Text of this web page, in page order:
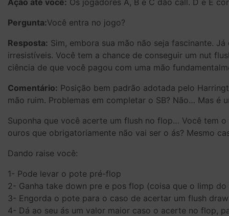
Ação até você: Os jogadores A, B e C dão call. D e E
Pergunta:Você entra no jogo?
Resposta: Sim, embora sua mão não seja fascinante.
irresistíveis. Você tem a chance de conseguir um nut
ciência de que você pagou com uma mão
Comentário: Posição bem padrão adotada pelo
mão ruim. Problemas em completar o SB? Não… Mas é
Suponha que você acerte um flush no flop… Você tem
ouros que obrigatoriamente não vai ser o ás? Mesmo
Dando raise você:
1- Pode levar o pote pré-flop
2- Ganha take down pre e pos flop (coisa que o limp
3- Engorda o pote para o caso de acertar um flush
4- Dá ao seu ás um valor maior caso o acerte no flop,